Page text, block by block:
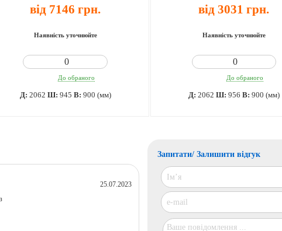
від 7146 грн.
Наявність уточнюйте
До обраного
Д: 2062 Ш: 945 В: 900 (мм)
від 3031 грн.
Наявність уточнюйте
До обраного
Д: 2062 Ш: 956 В: 900 (мм)
25.07.2023
Запитати/ Залишити відгук